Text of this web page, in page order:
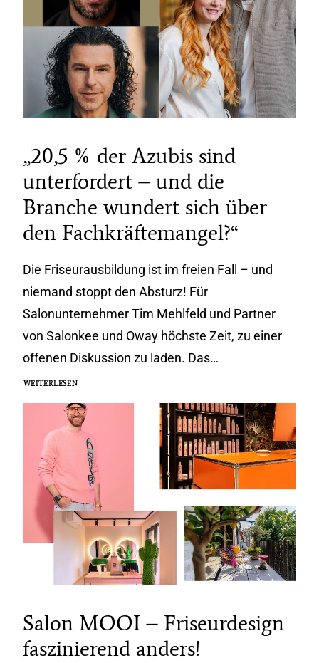
„20,5 % der Azubis sind
unterfordert – und die
Branche wundert sich über
den Fachkräftemangel?“
Die Friseurausbildung ist im freien Fall – und
niemand stoppt den Absturz! Für
Salonunternehmer Tim Mehlfeld und Partner
von Salonkee und Oway höchste Zeit, zu einer
offenen Diskussion zu laden. Das…
WEITERLESEN
Salon MOOI – Friseurdesign
faszinierend anders!